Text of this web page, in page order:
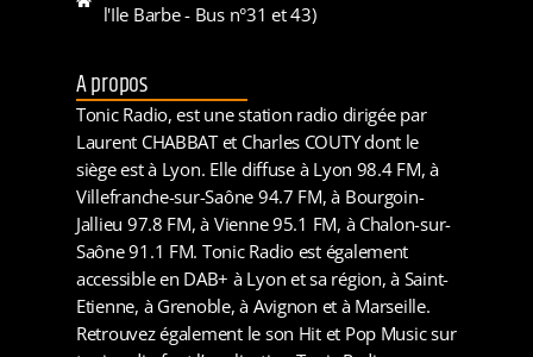
l'Ile Barbe - Bus n°31 et 43)
A propos
Tonic Radio, est une station radio dirigée par
Laurent CHABBAT et Charles COUTY dont le
siège est à Lyon. Elle diffuse à Lyon 98.4 FM, à
Villefranche-sur-Saône 94.7 FM, à Bourgoin-
Jallieu 97.8 FM, à Vienne 95.1 FM, à Chalon-sur-
Saône 91.1 FM. Tonic Radio est également
accessible en DAB+ à Lyon et sa région, à Saint-
Etienne, à Grenoble, à Avignon et à Marseille.
Retrouvez également le son Hit et Pop Music sur